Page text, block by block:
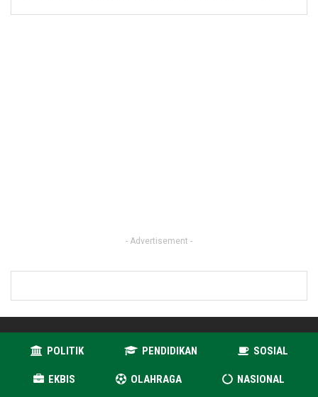
- Advertisement -
POLITIK PENDIDIKAN SOSIAL
EKBIS OLAHRAGA NASIONAL